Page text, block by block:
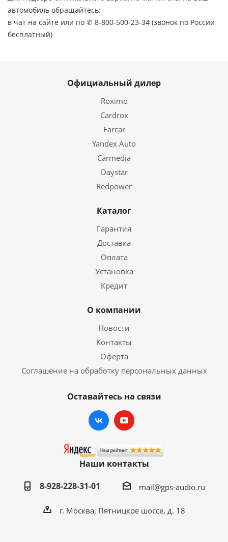
автомобиль обращайтесь:
в чат на сайте или по ✆ 8-800-500-23-34 (звонок по России
бесплатный)
Официальный дилер
Roximo
Cardrox
Farcar
Yandex.Auto
Carmedia
Daystar
Redpower
Каталог
Гарантия
Доставка
Оплата
Установка
Кредит
О компании
Новости
Контакты
Оферта
Соглашение на обработку персональных данных
Оставайтесь на связи
Наши контакты
8-928-228-31-01
mail@gps-audio.ru
г. Москва, Пятницкое шоссе, д. 18